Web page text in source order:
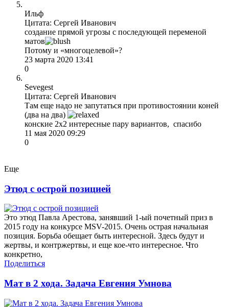
Ильф
Цитата: Сергей Иванович
создание прямой угрозы с последующей переменой
матов
Потому и «многоцелевой»?
23 марта 2020 13:41
0
Sevegest
Цитата: Сергей Иванович
Там еще надо не запутаться при противостоянии коней
(два на два)
конские 2х2 интересные пару вариантов, спасибо
11 мая 2020 09:29
0
Еще
Этюд с острой позицией
Это этюд Павла Арестова, занявший 1-ый почетный приз в
2015 году на конкурсе MSV-2015. Очень острая начальная
позиция. Борьба обещает быть интересной. Здесь будут и
жертвы, и контржертвы, и еще кое-что интересное. Что
конкретно,
Поделиться
Мат в 2 хода. Задача Евгения Умнова